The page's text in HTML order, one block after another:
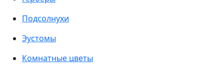
Подсолнухи
Эустомы
Комнатные цветы